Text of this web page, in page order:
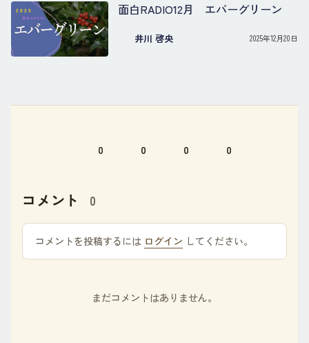
面白RADIO12月 エバーグリーン
井川 啓央 2025年12月20日
0 0 0 0
コメント 0
コメントを投稿するには ログイン してください。
まだコメントはありません。